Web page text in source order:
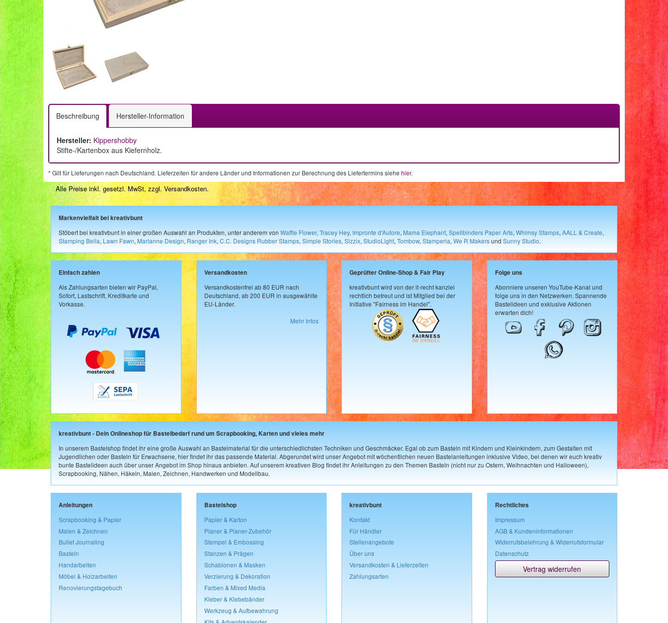
Beschreibung Hersteller-Information
Hersteller: Kippershobby
Stifte-/Kartenbox aus Kiefernholz.
* Gilt für Lieferungen nach Deutschland. Lieferzeiten für andere Länder und Informationen zur Berechnung des Liefertermins siehe hier.
Alle Preise inkl. gesetzl. MwSt, zzgl. Versandkosten.
Markenvielfalt bei kreativbunt
Stöbert bei kreativbunt in einer großen Auswahl an Produkten, unter anderem von Waffle Flower, Tracey Hey, Impronte d'Autore, Mama Elephant, Spellbinders Paper Arts, Whimsy Stamps, AALL & Create,
Stamping Bella, Lawn Fawn, Marianne Design, Ranger Ink, C.C. Designs Rubber Stamps, Simple Stories, Sizzix, StudioLight, Tombow, Stamperia, We R Makersund Sunny Studio.
Einfach zahlen
Als Zahlungsarten bieten wir PayPal,
Sofort, Lastschrift, Kreditkarte und
Vorkasse.
Versandkosten
Versandkostenfrei ab 80 EUR nach
Deutschland, ab 200 EUR in ausgewählte
EU-Länder.
Mehr Infos
Geprüfter Online-Shop & Fair Play
kreativbunt wird von der it-recht kanzlei
rechtlich betreut und ist Mitglied bei der
Initiative "Fairness im Handel".
Folge uns
Abonniere unseren YouTube-Kanal und
folge uns in den Netzwerken. Spannende
Bastelideen und exklusive Aktionen
erwarten dich!
kreativbunt - Dein Onlineshop für Bastelbedarf rund um Scrapbooking, Karten und vieles mehr
In unserem Bastelshop findet ihr eine große Auswahl an Bastelmaterial für die unterschiedlichsten Techniken und Geschmäcker. Egal ob zum Basteln mit Kindern und Kleinkindern, zum Gestalten mit
Jugendlichen oder Basteln für Erwachsene, hier findet ihr das passende Material. Abgerundet wird unser Angebot mit wöchentlichen neuen Bastelanleitungen inklusive Video, bei denen wir euch kreativ
bunte Bastelideen auch über unser Angebot im Shop hinaus anbieten. Auf unserem kreativen Blog findet ihr Anleitungen zu den Themen Basteln (nicht nur zu Ostern, Weihnachten und Halloween),
Scrapbooking, Nähen, Häkeln, Malen, Zeichnen, Handwerken und Modellbau.
Anleitungen
Scrapbooking & Papier
Malen & Zeichnen
Bullet Journaling
Basteln
Handarbeiten
Möbel & Holzarbeiten
Renovierungstagebuch
Bastelshop
Papier & Karton
Planer & Planer-Zubehör
Stempel & Embossing
Stanzen & Prägen
Schablonen & Masken
Verzierung & Dekoration
Farben & Mixed Media
Kleber & Klebebänder
Werkzeug & Aufbewahrung
kreativbunt
Kontakt
Für Händler
Stellenangebote
Über uns
Versandkosten & Lieferzeiten
Zahlungsarten
Rechtliches
Impressum
AGB & Kundeninformationen
Widerrufsbelehrung & Widerrufsformular
Datenschutz
Vertrag widerrufen